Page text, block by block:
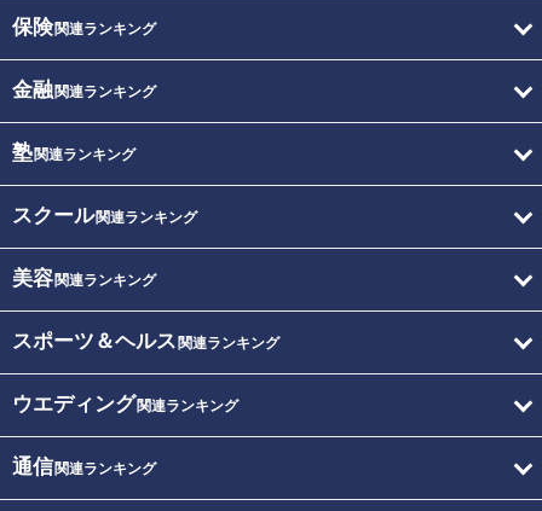
保険関連ランキング
金融関連ランキング
塾関連ランキング
スクール関連ランキング
美容関連ランキング
スポーツ＆ヘルス 関連ランキング
ウエディング関連ランキング
通信関連ランキング